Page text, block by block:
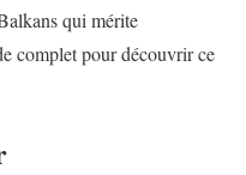
qui mérite
complet pour découvrir ce